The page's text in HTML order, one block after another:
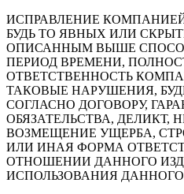
ИСПРАВЛЕНИЕ
БУДЬ ТО ЯВНЫХ ИЛИ
ОПИСАННЫМ ВЫШЕ
ПЕРИОД ВРЕМЕНИ,
ОТВЕТСТВЕННОСТЬ
ТАКОВЫЕ НАРУШЕНИЯ,
СОГЛАСНО ДОГОВОРУ,
ОБЯЗАТЕЛЬСТВА, ДЕЛИКТ,
ВОЗМЕЩЕНИЕ УЩЕРБА,
ИЛИ ИНАЯ ФОРМА
ОТНОШЕНИИ ДАННОГО
ИСПОЛЬЗОВАНИЯ ДАННОГО